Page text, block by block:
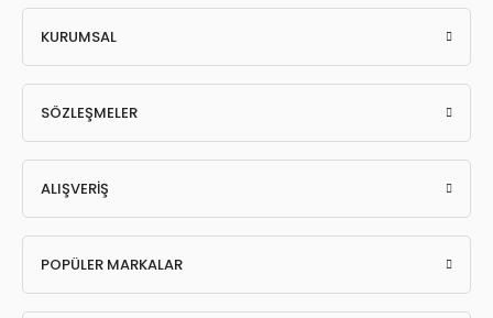
KURUMSAL
SÖZLEŞMELER
ALIŞVERİŞ
POPÜLER MARKALAR